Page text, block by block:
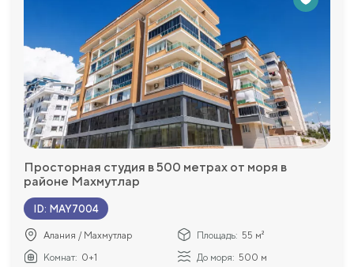
Просторная студия в 500 метрах от моря в
районе Махмутлар
ID: MAY7004
Алания / Махмутлар Площадь: 55 м²
Комнат: 0+1 До моря: 500 м